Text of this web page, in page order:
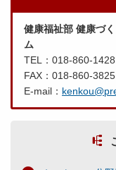
健康福祉部 健康づ
ム
TEL：018-860-1428
FAX：018-860-3825
E-mail：